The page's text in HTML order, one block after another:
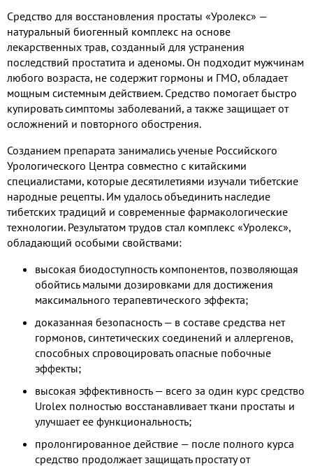
Средство для восстановления простаты «Уролекс» —
натуральный биогенный комплекс на основе
лекарственных трав, созданный для устранения
последствий простатита и аденомы. Он подходит мужчинам
любого возраста, не содержит гормоны и ГМО, обладает
мощным системным действием. Средство помогает быстро
купировать симптомы заболеваний, а также защищает от
осложнений и повторного обострения.
Созданием препарата занимались ученые Российского
Урологического Центра совместно с китайскими
специалистами, которые десятилетиями изучали тибетские
народные рецепты. Им удалось объединить наследие
тибетских традиций и современные фармакологические
технологии. Результатом трудов стал комплекс «Уролекс»,
обладающий особыми свойствами:
высокая биодоступность компонентов, позволяющая
обойтись малыми дозировками для достижения
максимального терапевтического эффекта;
доказанная безопасность — в составе средства нет
гормонов, синтетических соединений и аллергенов,
способных спровоцировать опасные побочные
эффекты;
высокая эффективность — всего за один курс средство
Urolex полностью восстанавливает ткани простаты и
улучшает ее функциональность;
пролонгированное действие — после полного курса
средство продолжает защищать простату от